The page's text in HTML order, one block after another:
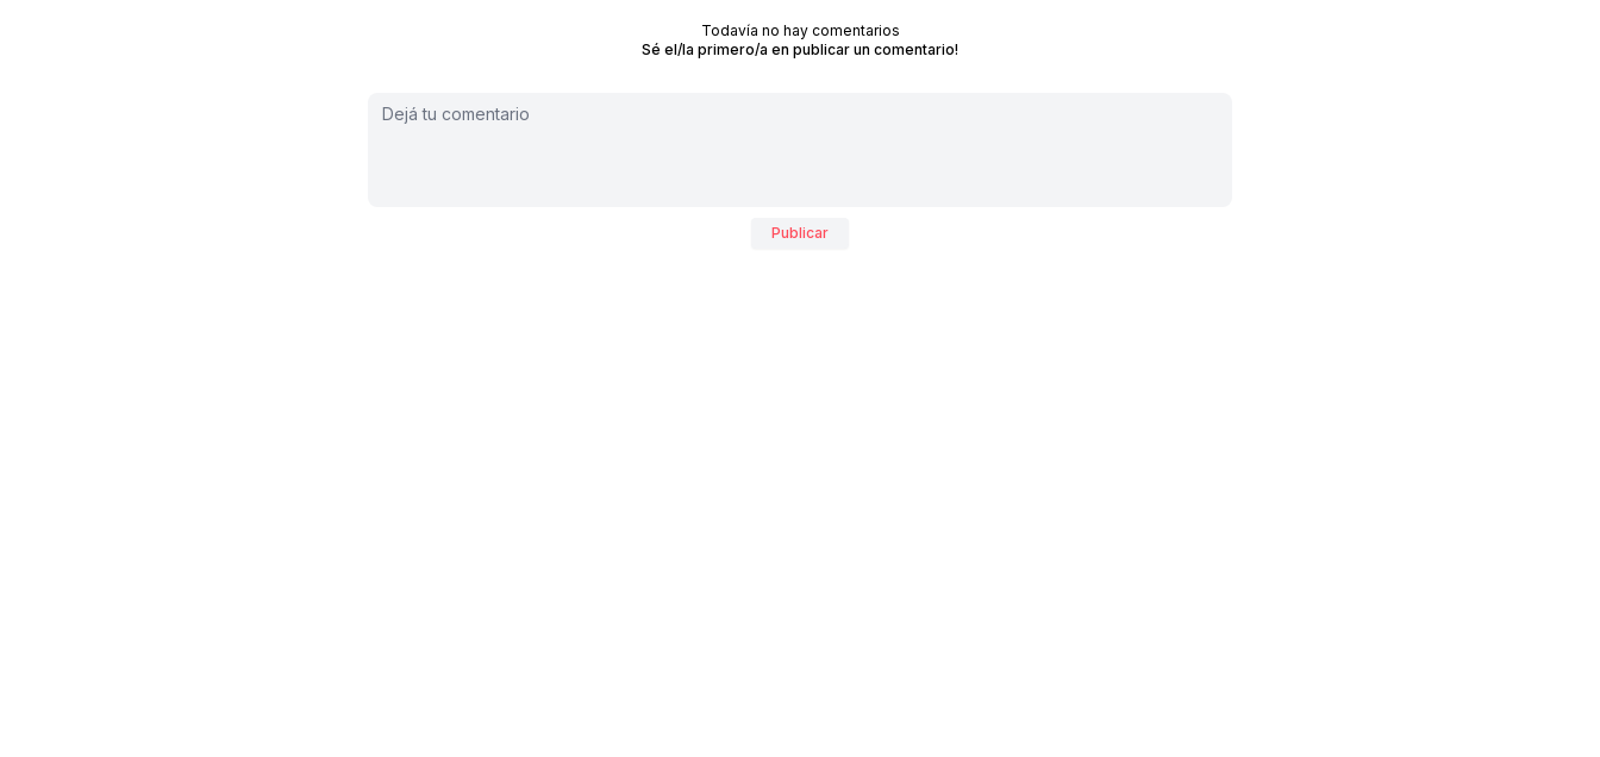
Todavía no hay comentarios
Sé el/la primero/a en publicar un comentario!
Publicar